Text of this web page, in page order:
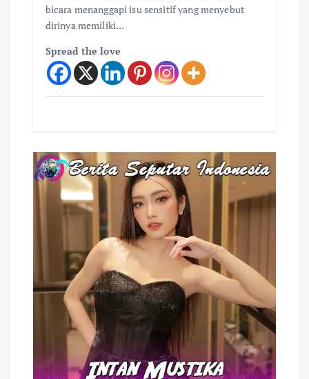
bicara menanggapi isu sensitif yang menyebut
dirinya memiliki…
Spread the love